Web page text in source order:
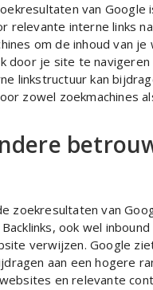
van Google
interne links
om de inhoud van
door je site te
linkstructuur kan
zowel zoekmachines
zoekresultaten van
ook wel inbound
verwijzen. Google
aan een hogere
en relevante